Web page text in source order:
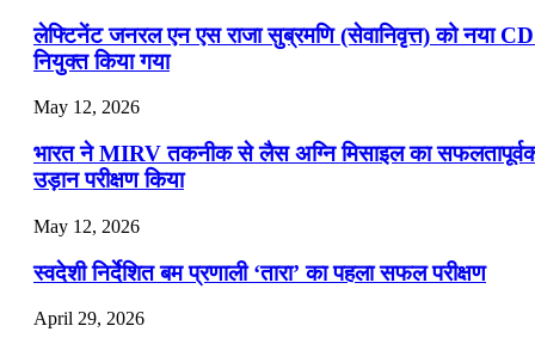
लेफ्टिनेंट जनरल एन एस राजा सुब्रमणि (सेवानिवृत्त) को नया
नियुक्त किया गया
May 12, 2026
भारत ने MIRV तकनीक से लैस अग्नि मिसाइल का
उड़ान परीक्षण किया
May 12, 2026
स्वदेशी निर्देशित बम प्रणाली ‘तारा’ का पहला सफल परीक्षण
April 29, 2026